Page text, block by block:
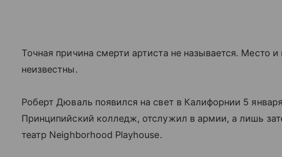
Точная причина смерти артиста не называется. Место
неизвестны.
Роберт Дюваль появился на свет в Калифорнии 5
Принципийский колледж, отслужил в армии, а лишь
театр Neighborhood Playhouse.